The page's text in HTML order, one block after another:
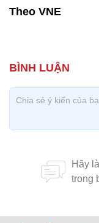
Theo VNE